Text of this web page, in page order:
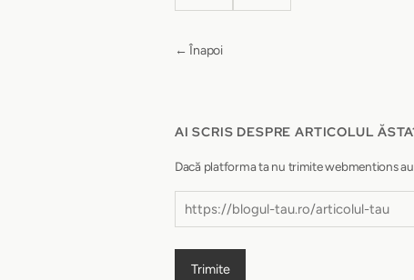
← Înapoi
AI SCRIS DESPRE ARTICOLUL
Dacă platforma ta nu trimite webmentions
Trimite